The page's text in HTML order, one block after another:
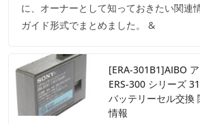
に、オーナーとして知っておきたい関連
ガイド形式でまとめました。 &
[ERA-301B1]AIBO
ERS-300 シリーズ
バッテリーセル交換
情報